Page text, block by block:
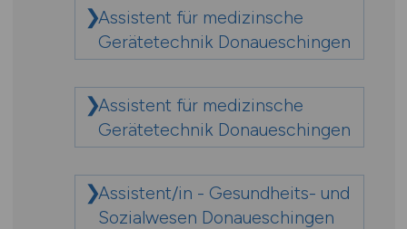
Assistent für medizinsche
Gerätetechnik Donaueschingen
Assistent für medizinsche
Gerätetechnik Donaueschingen
Assistent/in - Gesundheits- und
Sozialwesen Donaueschingen